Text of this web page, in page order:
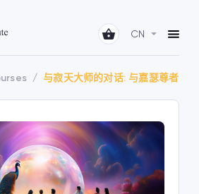
CN
与寂天大师的对话: 与嘉瑟尊者